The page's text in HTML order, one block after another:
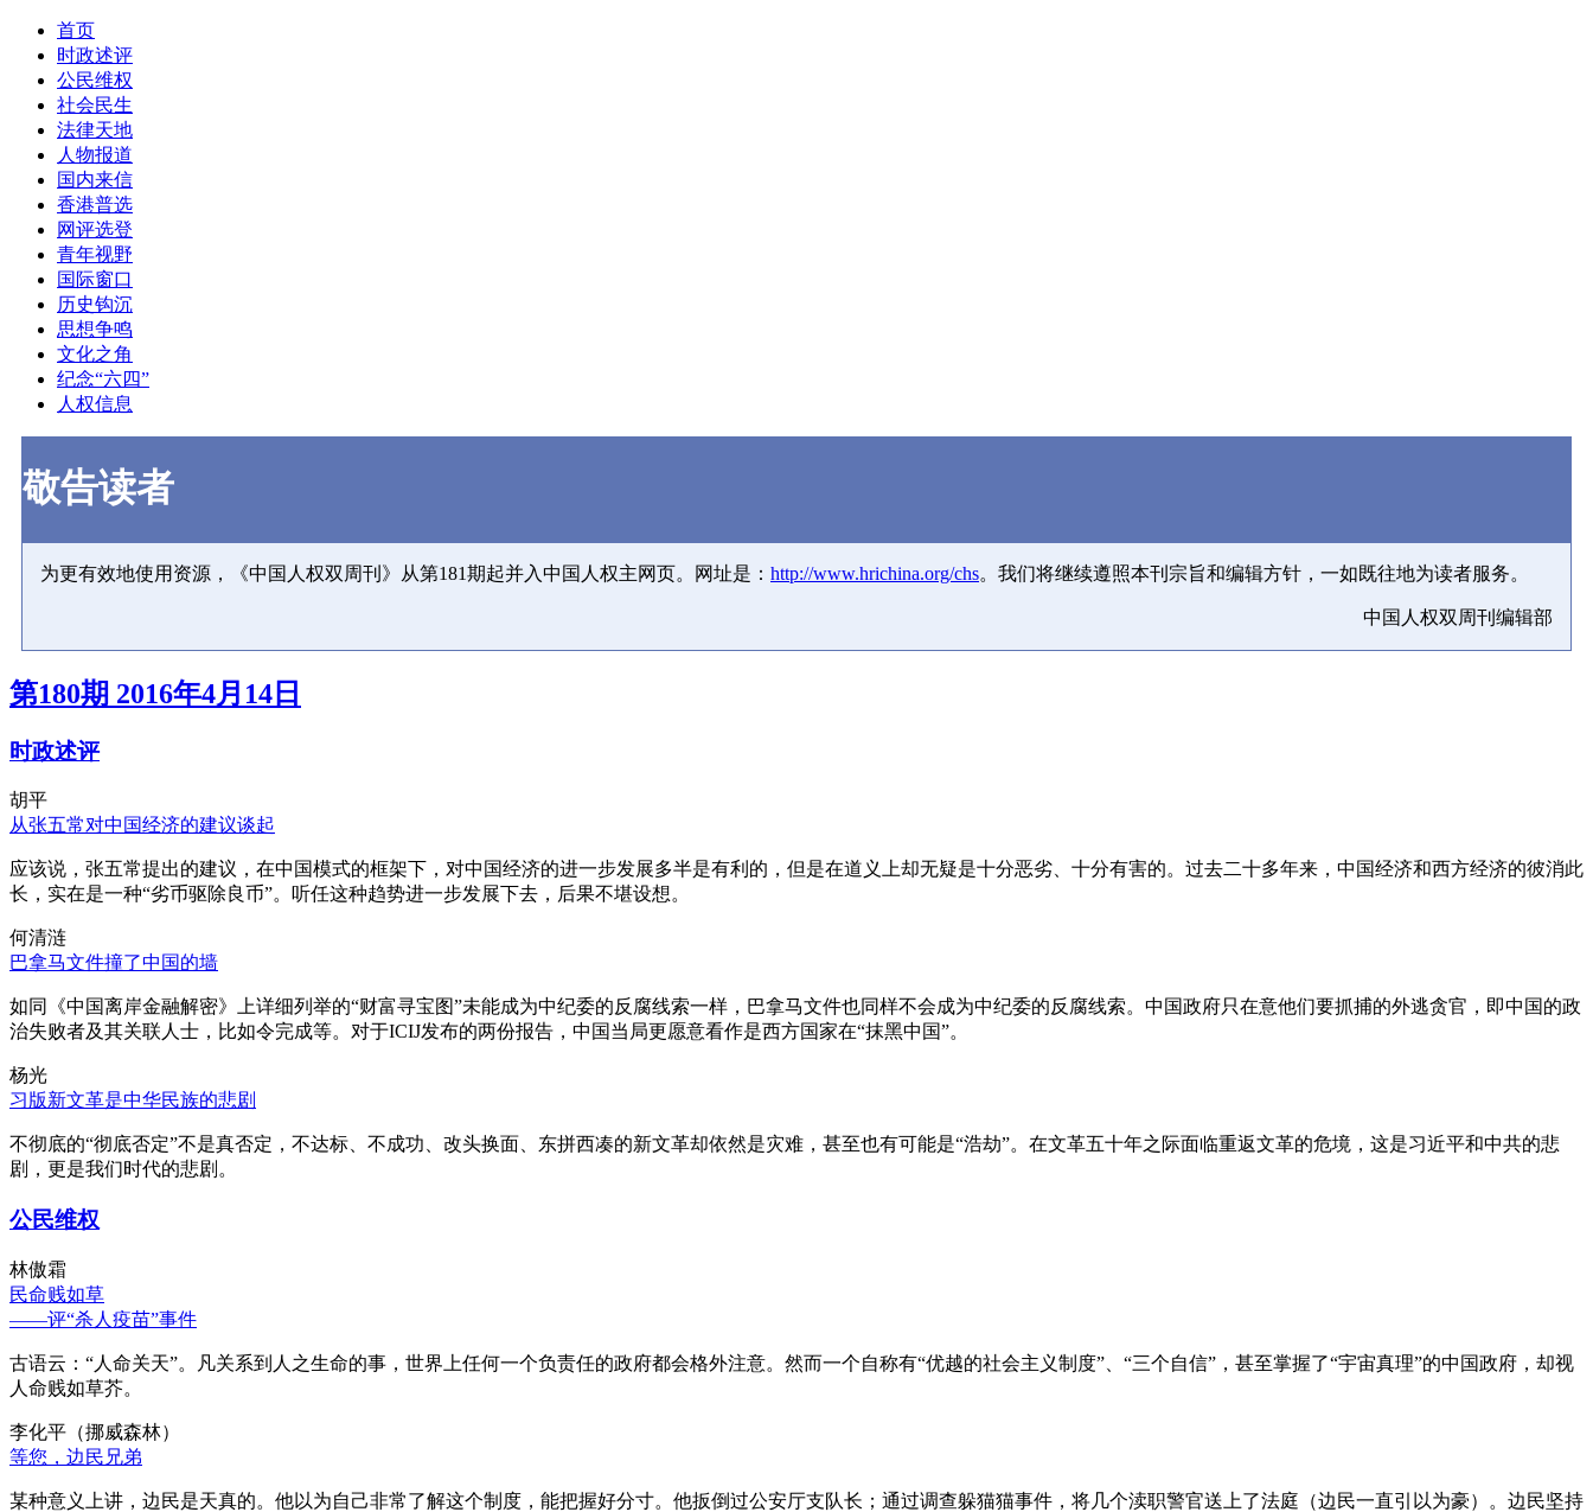
首页
时政述评
公民维权
社会民生
法律天地
人物报道
国内来信
香港普选
网评选登
青年视野
国际窗口
历史钩沉
思想争鸣
文化之角
纪念“六四”
人权信息
敬告读者
为更有效地使用资源，《中国人权双周刊》从第181期起并入中国人权主网页。网址是： http://www.hrichina.org/chs。我们将继续遵照本刊宗旨和编辑方针，一如既往地为读者服务。
中国人权双周刊编辑部
第180期 2016年4月14日
时政述评
胡平
从张五常对中国经济的建议谈起
应该说，张五常提出的建议，在中国模式的框架下，对中国经济的进一步发展多半是有利的，但是在道义上却无疑是十分恶劣、十分有害的。过去二十多年来，中国经济和西方经济的彼消此
长，实在是一种“劣币驱除良币”。听任这种趋势进一步发展下去，后果不堪设想。
何清涟
巴拿马文件撞了中国的墙
如同《中国离岸金融解密》上详细列举的“财富寻宝图”未能成为中纪委的反腐线索一样，巴拿马文件也同样不会成为中纪委的反腐线索。中国政府只在意他们要抓捕的外逃贪官，即中国的政
治失败者及其关联人士，比如令完成等。对于ICIJ发布的两份报告，中国当局更愿意看作是西方国家在“抹黑中国”。
杨光
习版新文革是中华民族的悲剧
不彻底的“彻底否定”不是真否定，不达标、不成功、改头换面、东拼西凑的新文革却依然是灾难，甚至也有可能是“浩劫”。在文革五十年之际面临重返文革的危境，这是习近平和中共的悲
剧，更是我们时代的悲剧。
公民维权
林傲霜
民命贱如草
——评“杀人疫苗”事件
古语云：“人命关天”。凡关系到人之生命的事，世界上任何一个负责任的政府都会格外注意。然而一个自称有“优越的社会主义制度”、“三个自信”，甚至掌握了“宇宙真理”的中国政府，却视
人命贱如草芥。
李化平（挪威森林）
等您，边民兄弟
某种意义上讲，边民是天真的。他以为自己非常了解这个制度，能把握好分寸。他扳倒过公安厅支队长；通过调查躲猫猫事件，将几个渎职警官送上了法庭（边民一直引以为豪）。边民坚持